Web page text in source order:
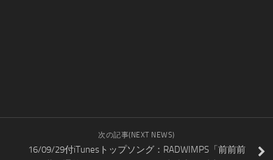
次の記事(NEXT NEWS)
16/09/29付iTunesトップソング：RADWIMPS「前前前